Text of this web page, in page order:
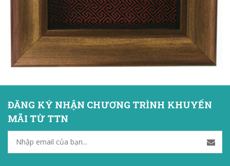
ĐĂNG KÝ NHẬN CHƯƠNG TRÌNH KHUYẾN
MÃI TỪ TTN